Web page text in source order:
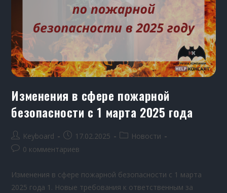
Изменения в сфере пожарной
безопасности с 1 марта 2025 года
Keyboard 17.02.2025
Новости
0 комментариев
Изменения в сфере пожарной безопасности с 1 марта
2025 года 1. Новые требования к ответственным за